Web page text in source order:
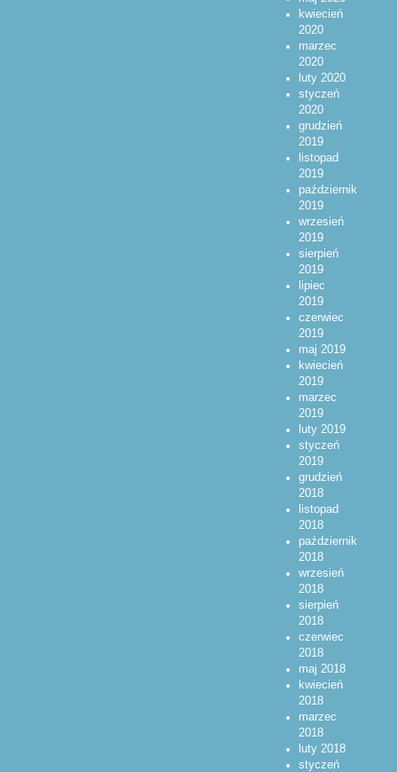
kwiecień
2020
marzec
2020
luty 2020
styczeń
2020
grudzień
2019
listopad
2019
październik
2019
wrzesień
2019
sierpień
2019
lipiec
2019
czerwiec
2019
maj 2019
kwiecień
2019
marzec
2019
luty 2019
styczeń
2019
grudzień
2018
listopad
2018
październik
2018
wrzesień
2018
sierpień
2018
czerwiec
2018
maj 2018
kwiecień
2018
marzec
2018
luty 2018
styczeń